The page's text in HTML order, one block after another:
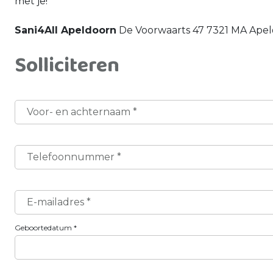
Sani4All Apeldoorn De Voorwaarts 47 7321 MA
Solliciteren
Voor- en achternaam *
Telefoonnummer *
E-mailadres *
Geboortedatum *